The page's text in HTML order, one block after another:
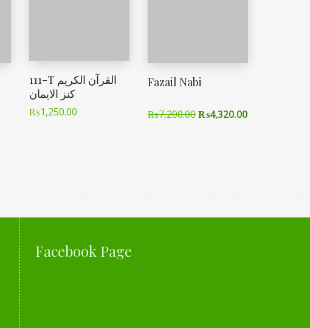
111-T القرآن الکریم
کنز الایمان
₨1,250.00
Fazail Nabi
₨7,200.00₨4,320.00
Facebook Page